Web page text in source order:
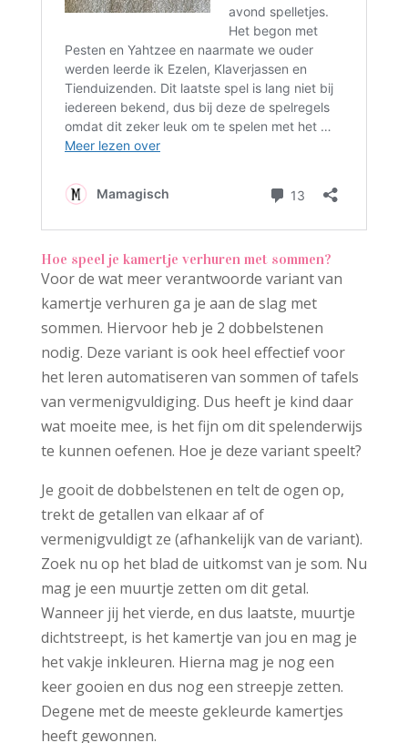
Hoe speel je kamertje verhuren met sommen?
Voor de wat meer verantwoorde variant van
kamertje verhuren ga je aan de slag met
sommen. Hiervoor heb je 2 dobbelstenen
nodig. Deze variant is ook heel effectief voor
het leren automatiseren van sommen of tafels
van vermenigvuldiging. Dus heeft je kind daar
wat moeite mee, is het fijn om dit spelenderwijs
te kunnen oefenen. Hoe je deze variant speelt?
Je gooit de dobbelstenen en telt de ogen op,
trekt de getallen van elkaar af of
vermenigvuldigt ze (afhankelijk van de variant).
Zoek nu op het blad de uitkomst van je som. Nu
mag je een muurtje zetten om dit getal.
Wanneer jij het vierde, en dus laatste, muurtje
dichtstreept, is het kamertje van jou en mag je
het vakje inkleuren. Hierna mag je nog een
keer gooien en dus nog een streepje zetten.
Degene met de meeste gekleurde kamertjes
heeft gewonnen.